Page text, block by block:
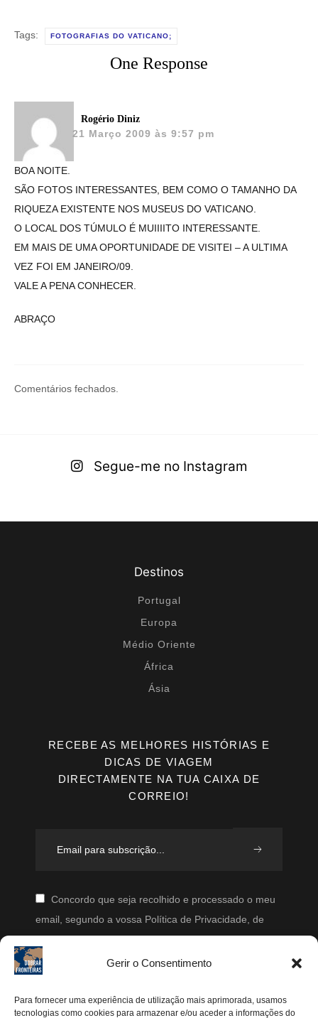
Gerir o Consentimento
Para fornecer uma experiência de utilização mais aprimorada, usamos
tecnologias como cookies para armazenar e/ou aceder a informações do
Tags: FOTOGRAFIAS DO VATICANO;
One Response
Rogério Diniz
21 Março 2009 às 9:57 pm
BOA NOITE.
SÃO FOTOS INTERESSANTES, BEM COMO O TAMANHO DA
RIQUEZA EXISTENTE NOS MUSEUS DO VATICANO.
O LOCAL DOS TÚMULO É MUIIIITO INTERESSANTE.
EM MAIS DE UMA OPORTUNIDADE DE VISITEI – A ULTIMA
VEZ FOI EM JANEIRO/09.
VALE A PENA CONHECER.
ABRAÇO
Comentários fechados.
Segue-me no Instagram
Destinos
Portugal
Europa
Médio Oriente
África
Ásia
RECEBE AS MELHORES HISTÓRIAS E
DICAS DE VIAGEM
DIRECTAMENTE NA TUA CAIXA DE
CORREIO!
Concordo que seja recolhido e processado o meu
email, segundo a vossa Política de Privacidade, de
modo a que posteriormente possam enviar-me emails
periodicamente.
Segue-me